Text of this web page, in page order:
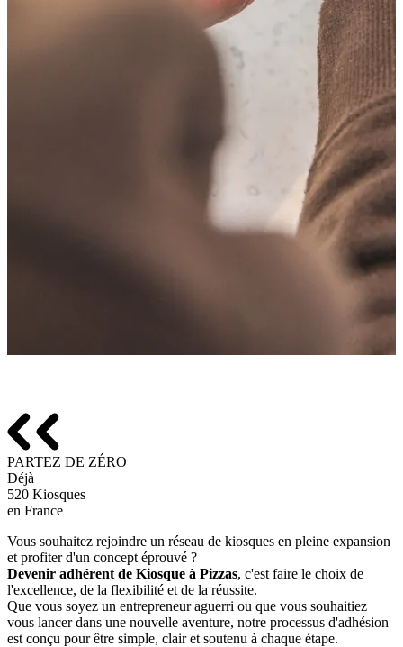
PARTEZ DE ZÉRO
Déjà
520 Kiosques
en France
Vous souhaitez rejoindre un réseau de kiosques en pleine expansion
et profiter d'un concept éprouvé ?
Devenir adhérent de Kiosque à Pizzas, c'est faire le choix de
l'excellence, de la flexibilité et de la réussite.
Que vous soyez un entrepreneur aguerri ou que vous souhaitiez
vous lancer dans une nouvelle aventure, notre processus d'adhésion
est conçu pour être simple, clair et soutenu à chaque étape.